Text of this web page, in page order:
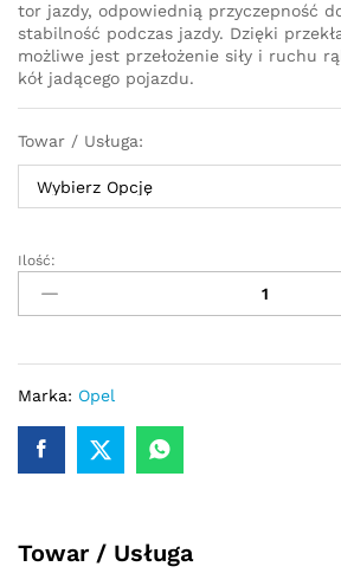
tor jazdy, odpowiednią przyczepność
stabilność podczas jazdy. Dzięki
możliwe jest przełożenie siły i ruchu
kół jadącego pojazdu.
Towar / Usługa:
Przekładnia
kierownicza
-
Opel
Combo
2011
-
Ilość:
Marka: Opel
Towar / Usługa